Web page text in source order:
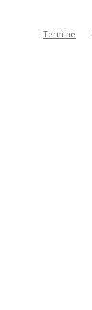
Termine